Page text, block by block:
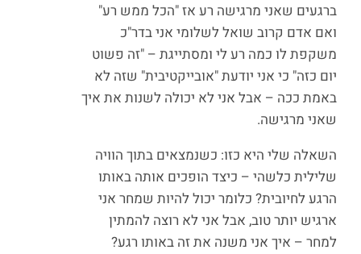
ברגעים שאני מרגישה רע אז "הכל ממש רע"
ואם אדם קרוב שואל לשלומי אני בדר"כ
משקפת לו כמה רע לי ומסתייגת – "זה פשוט
יום כזה" כי אני יודעת "אובייקטיבית" שזה לא
באמת ככה – אבל אני לא יכולה לשנות את איך
שאני מרגישה.
השאלה שלי היא כזו: כשנמצאים בתוך הוויה
שלילית כלשהי – כיצד הופכים אותה באותו
הרגע לחיובית? כלומר יכול להיות שמחר אני
ארגיש יותר טוב, אבל אני לא רוצה להמתין
למחר – איך אני משנה את זה באותו רגע?